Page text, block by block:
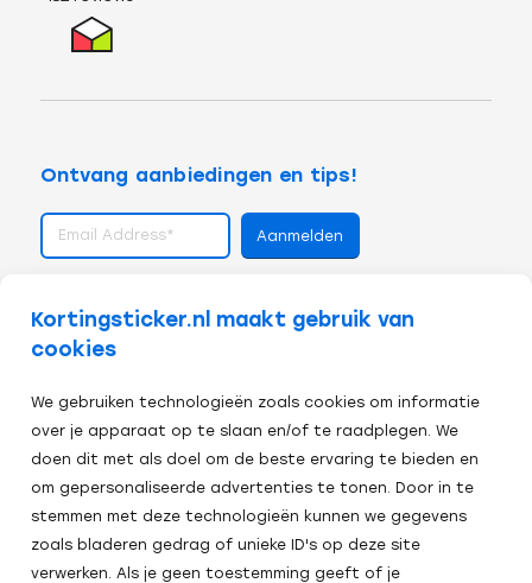
Kortingsticker.nl maakt gebruik van
cookies
We gebruiken technologieën zoals cookies om informatie
over je apparaat op te slaan en/of te raadplegen. We
doen dit met als doel om de beste ervaring te bieden en
om gepersonaliseerde advertenties te tonen. Door in te
stemmen met deze technologieën kunnen we gegevens
zoals bladeren gedrag of unieke ID's op deze site
verwerken. Als je geen toestemming geeft of je
Ontvang aanbiedingen en tips!